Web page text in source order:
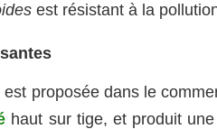
est résistant à la
proposée dans le
haut sur tige, et produit